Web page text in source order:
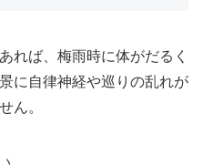
れば、梅雨時に体がだるく
に自律神経や巡りの乱れが
ん。